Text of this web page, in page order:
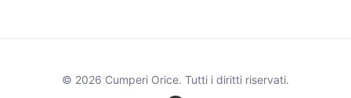
© 2026 Cumperi Orice. Tutti i diritti riservati.